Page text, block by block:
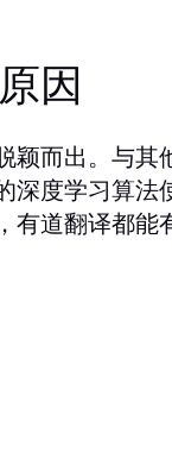
因
而出。与其
深度学习算法
道翻译都能